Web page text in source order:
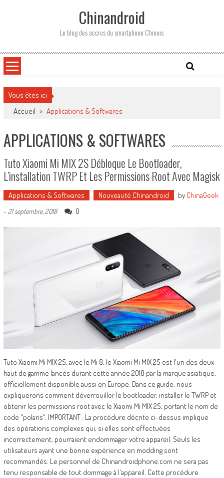
Chinandroid
Le blog des accros du smartphone Chinois
Vous êtes ici
Accueil > Applications & Softwares
APPLICATIONS & SOFTWARES
Tuto Xiaomi Mi MIX 2S Débloque Le Bootloader,
L’installation TWRP Et Les Permissions Root Avec Magisk
Applications & Softwares Nouveauté Chinandroid by ChinaGeek
- 21 septembre, 2018 0
Tuto Xiaomi Mi MIX 2S, avec le Mi 8, le Xiaomi Mi MIX 2S est l'un des deux
haut de gamme lancés durant cette année 2018 par la marque asiatique,
officiellement disponible aussi en Europe. Dans ce guide, nous
expliquerons comment déverrouiller le bootloader, installer le TWRP et
obtenir les permissions root avec le Xiaomi Mi MIX 2S, portant le nom de
code "polaris". IMPORTANT : La procédure décrite ci-dessus implique
des opérations complexes qui, si elles sont effectuées
incorrectement, pourraient endommager votre appareil. Seuls les
utilisateurs ayant une bonne expérience en modding sont
recommandés. Le personnel de Chinandroidphone.com ne sera pas
tenu responsable de tout dommage à l'appareil. Cette procédure